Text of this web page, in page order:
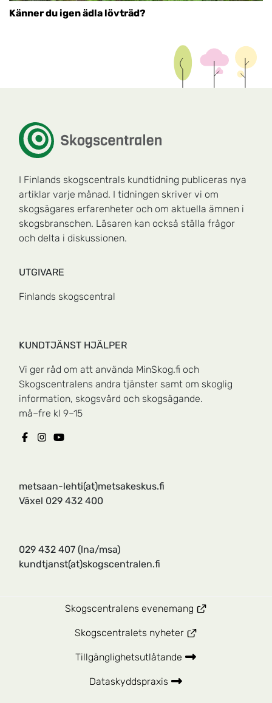
Känner du igen ädla lövträd?
I Finlands skogscentrals kundtidning publiceras nya
artiklar varje månad. I tidningen skriver vi om
skogsägares erfarenheter och om aktuella ämnen i
skogsbranschen. Läsaren kan också ställa frågor
och delta i diskussionen.
UTGIVARE
Finlands skogscentral
KUNDTJÄNST HJÄLPER
Vi ger råd om att använda MinSkog.fi och
Skogscentralens andra tjänster samt om skoglig
information, skogsvård och skogsägande.
må–fre kl 9–15
metsaan-lehti(at)metsakeskus.fi
Växel 029 432 400
029 432 407 (lna/msa)
kundtjanst(at)skogscentralen.fi
Skogscentralens evenemang
Skogscentralets nyheter
Tillgänglighetsutlåtande
Dataskyddspraxis